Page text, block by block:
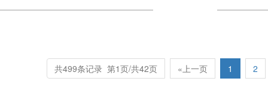
共499条记录 第1页/共42页 «上一页 1 2